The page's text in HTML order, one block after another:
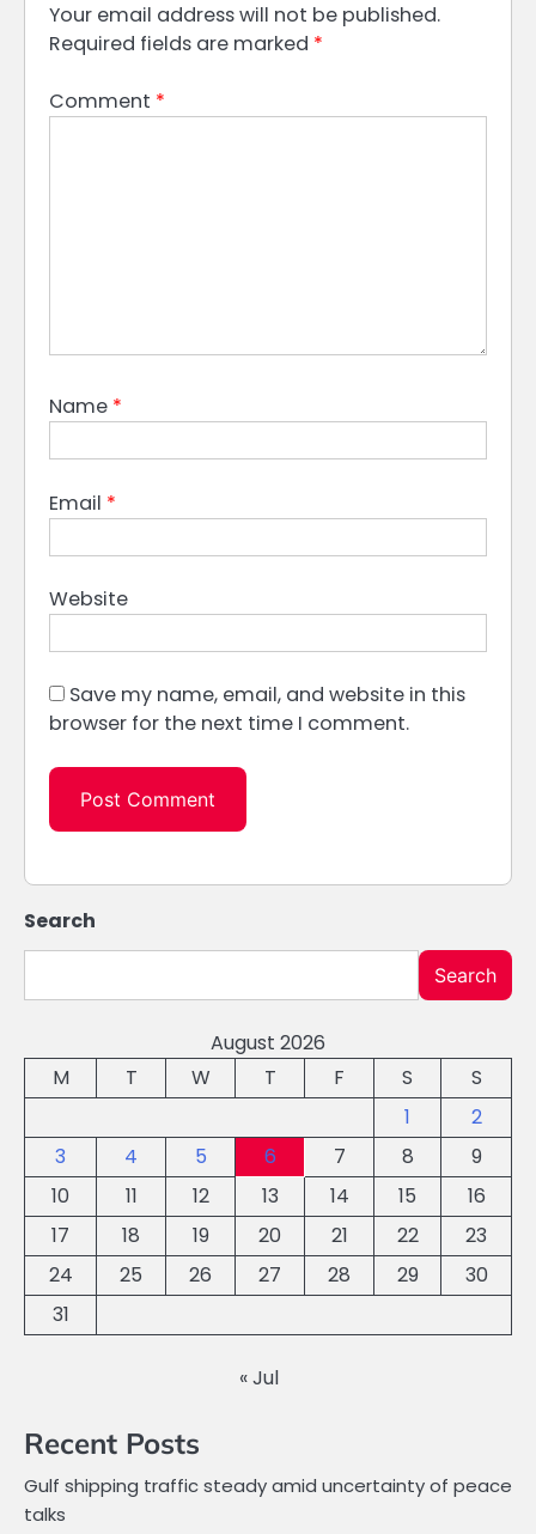
Your email address will not be published.
Required fields are marked *
Comment *
Name *
Email *
Website
Save my name, email, and website in this
browser for the next time I comment.
Search
Search
August 2026
M
T W T F S
S
1
2
3
4 5 6 7 8
9
10
11 12 13 14 15
16
17
18 19 20 21 22
23
24
25 26 27 28 29
30
31
« Jul
Recent Posts
Gulf shipping traffic steady amid uncertainty of peace
talks